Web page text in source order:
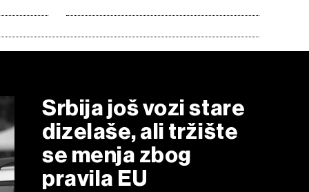
Srbija još vozi stare
dizelaše, ali tržište
se menja zbog
pravila EU